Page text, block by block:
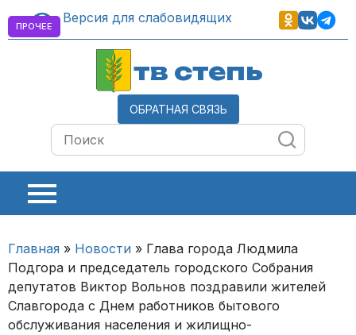
Версия для слабовидящих
тв степь
ОБРАТНАЯ СВЯЗЬ
Главная » Новости » Глава города Людмила
Подгора и председатель городского Собрания
депутатов Виктор Вольнов поздравили жителей
Славгорода с Днем работников бытового
обслуживания населения и жилищно-
ПРОЧЕЕ